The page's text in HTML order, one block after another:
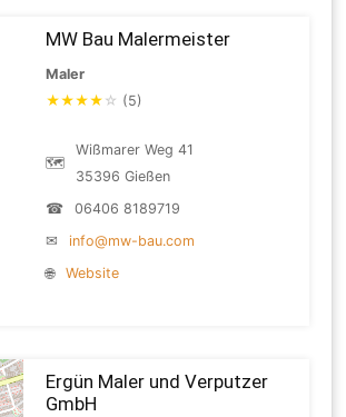
MW Bau Malermeister
Maler
★★★★ ☆ (5)
🗺
Wißmarer Weg 41
35396 Gießen
☎
06406 8189719
✉
info@mw-bau.com
🌐
Website
Ergün Maler und Verputzer
GmbH